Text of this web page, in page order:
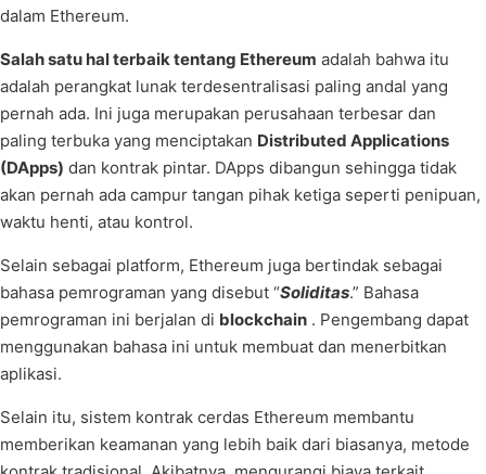
dalam Ethereum.
Salah satu hal terbaik tentang Ethereum adalah bahwa itu
adalah perangkat lunak terdesentralisasi paling andal yang
pernah ada. Ini juga merupakan perusahaan terbesar dan
paling terbuka yang menciptakan Distributed Applications
(DApps) dan kontrak pintar. DApps dibangun sehingga tidak
akan pernah ada campur tangan pihak ketiga seperti penipuan,
waktu henti, atau kontrol.
Selain sebagai platform, Ethereum juga bertindak sebagai
bahasa pemrograman yang disebut “Soliditas.” Bahasa
pemrograman ini berjalan di blockchain . Pengembang dapat
menggunakan bahasa ini untuk membuat dan menerbitkan
aplikasi.
Selain itu, sistem kontrak cerdas Ethereum membantu
memberikan keamanan yang lebih baik dari biasanya, metode